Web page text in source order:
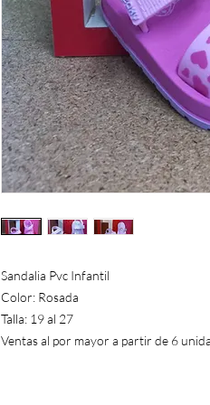
Sandalia Pvc Infantil
Color: Rosada
Talla: 19 al 27
Ventas al por mayor a partir de 6